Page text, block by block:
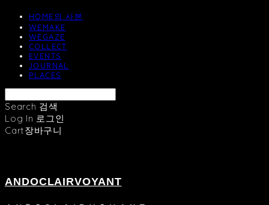
HOME의 사본
WEMAKE
WEGAZE
COLLECT
EVENTS
JOURNAL
PLACES
Search 검색
Log In 로그인
Cart장바구니
ANDOCLAIRVOYANT